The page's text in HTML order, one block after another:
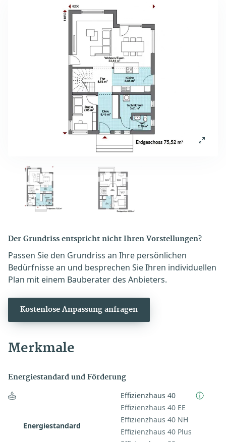
Der Grundriss entspricht nicht Ihren Vorstellungen?
Passen Sie den Grundriss an Ihre persönlichen
Bedürfnisse an und besprechen Sie Ihren individuellen
Plan mit einem Bauberater des Anbieters.
Kostenlose Anpassung anfragen
Merkmale
Energiestandard und Förderung
Energiestandard
Effizienzhaus 40
Effizienzhaus 40 EE
Effizienzhaus 40 NH
Effizienzhaus 40 Plus